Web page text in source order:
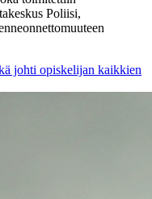
Poliisi,
johti opiskelijan kaikkien